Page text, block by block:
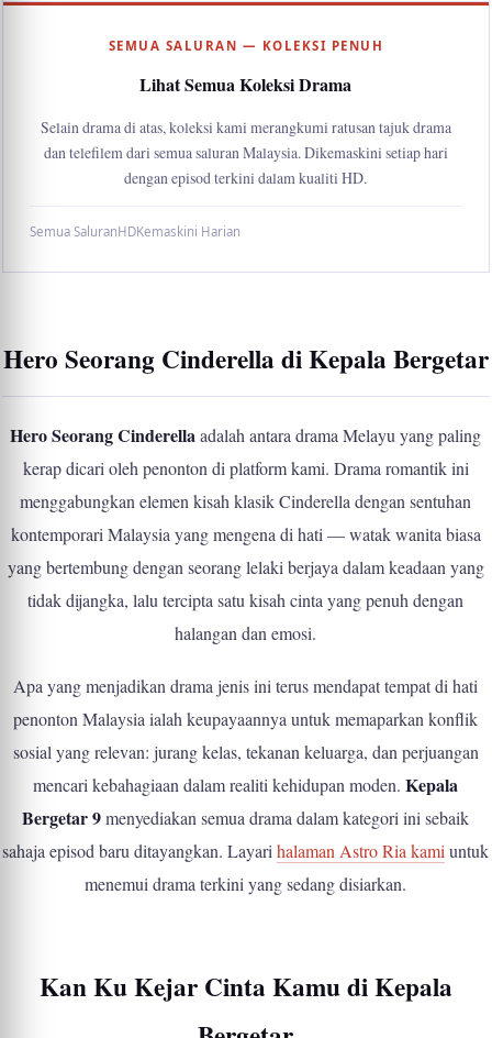
SEMUA SALURAN — KOLEKSI PENUH
Lihat Semua Koleksi Drama
Selain drama di atas, koleksi kami merangkumi ratusan tajuk drama
dan telefilem dari semua saluran Malaysia. Dikemaskini setiap hari
dengan episod terkini dalam kualiti HD.
Semua SaluranHDKemaskini Harian
Hero Seorang Cinderella di Kepala Bergetar
Hero Seorang Cinderellaadalah antara drama Melayu yang paling
kerap dicari oleh penonton di platform kami. Drama romantik ini
menggabungkan elemen kisah klasik Cinderella dengan sentuhan
kontemporari Malaysia yang mengena di hati — watak wanita biasa
yang bertembung dengan seorang lelaki berjaya dalam keadaan yang
tidak dijangka, lalu tercipta satu kisah cinta yang penuh dengan
halangan dan emosi.
Apa yang menjadikan drama jenis ini terus mendapat tempat di hati
penonton Malaysia ialah keupayaannya untuk memaparkan konflik
sosial yang relevan: jurang kelas, tekanan keluarga, dan perjuangan
mencari kebahagiaan dalam realiti kehidupan moden.Kepala
Bergetar 9menyediakan semua drama dalam kategori ini sebaik
sahaja episod baru ditayangkan. Layarihalaman Astro Ria kami untuk
menemui drama terkini yang sedang disiarkan.
Kan Ku Kejar Cinta Kamu di Kepala